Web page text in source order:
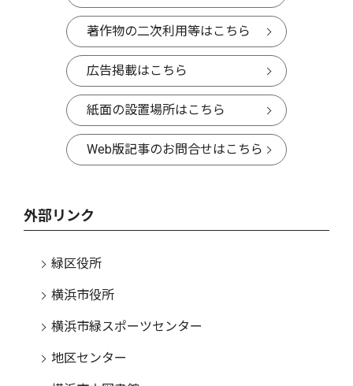
著作物の二次利用等はこちら
広告掲載はこちら
紙面の設置場所はこちら
Web版記事のお問合せはこちら
外部リンク
緑区役所
横浜市役所
横浜市緑スポーツセンター
地区センター